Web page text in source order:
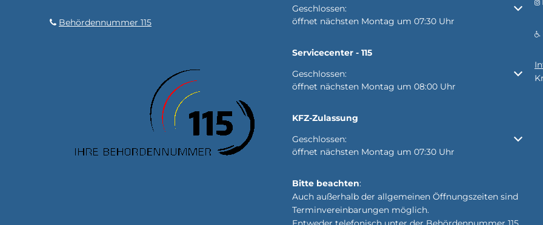
Behördennummer 115
Klicken, um weitere Öffnungs- oder Schließzeiten
Geschlossen:
öffnet nächsten Montag um 07:30 Uhr
Servicecenter - 115
Klicken, um weitere Öffnungs- oder Schließzeiten
Geschlossen:
öffnet nächsten Montag um 08:00 Uhr
KFZ-Zulassung
Klicken, um weitere Öffnungs- oder Schließzeiten
Geschlossen:
öffnet nächsten Montag um 07:30 Uhr
Bitte beachten:
Auch außerhalb der allgemeinen Öffnungszeiten sind
Terminvereinbarungen möglich.